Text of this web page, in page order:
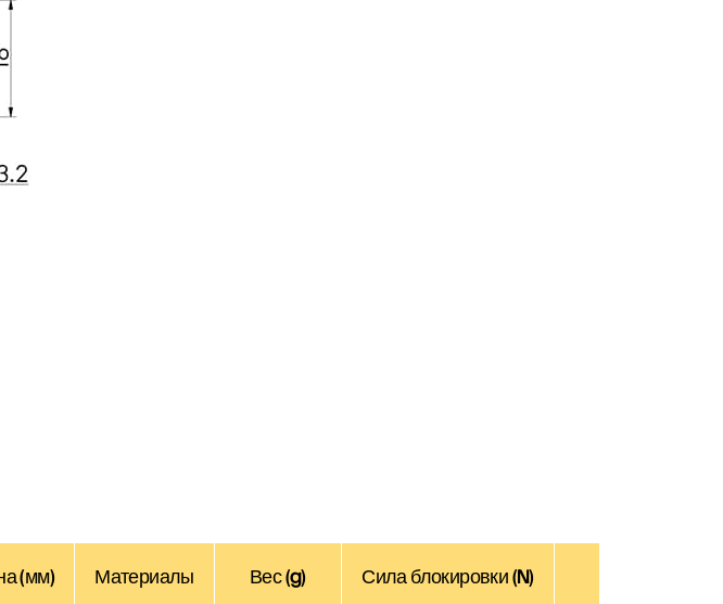
(мм) Материалы Вес (g) Сила блокировки (N)